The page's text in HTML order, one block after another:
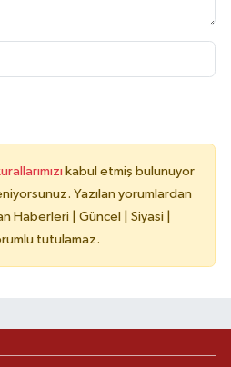
kabul etmiş bulunuyor
Yazılan yorumlardan
Haberleri | Güncel | Siyasi |
tutulamaz.